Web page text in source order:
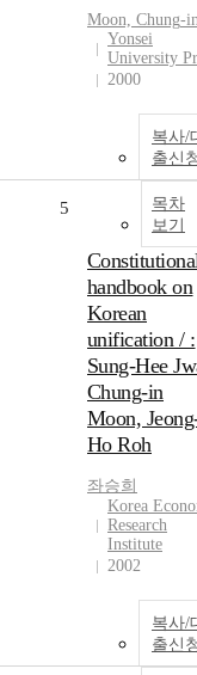
Moon, Chung-
Yonsei
University
2000
복사/
출신
목차
보기
5
handbook on
Korean
unification / :
Sung-Hee
Chung-in
Moon,
Ho Roh
좌승희
Korea
Research
Institute
2002
복사/
출신